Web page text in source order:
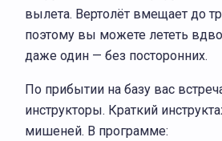
вылета. Вертолёт вмещает до
поэтому вы можете лететь
даже один — без посторонних.
По прибытии на базу вас
инструкторы. Краткий
мишеней. В программе: